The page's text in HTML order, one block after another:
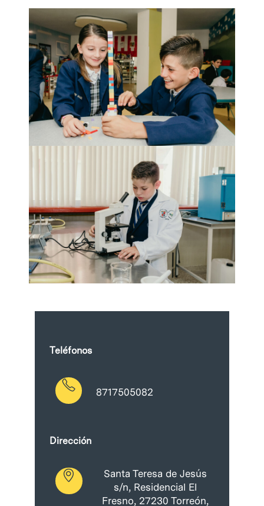
Teléfonos
8717505082
Dirección
Santa Teresa de Jesús
s/n, Residencial El
Fresno, 27230 Torreón,